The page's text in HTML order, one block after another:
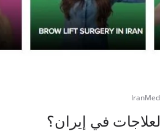
في إيران؟